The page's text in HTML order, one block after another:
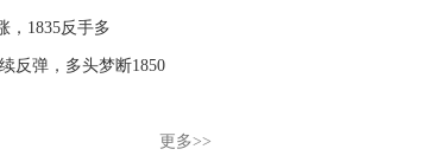
，1835反手多
反弹，多头梦断1850
更多>>